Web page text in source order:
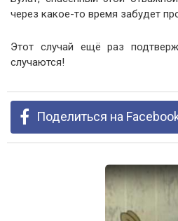
через какое-то время забудет
Этот случай ещё раз
случаются!
Поделиться на